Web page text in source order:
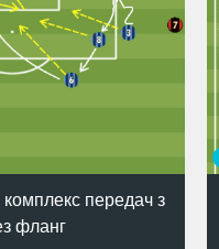
передач з
фланг